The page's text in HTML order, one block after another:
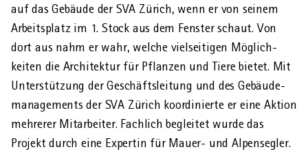
auf das Gebäude der SVA Zürich, wenn er von seinem
Arbeits­platz im 1. Stock aus dem Fenster schaut. Von
dort aus nahm er wahr, welche vielseitigen Möglich­
keiten die Architektur für Pflanzen und Tiere bietet. Mit
Unter­stützung der Geschäfts­leitung und des Gebäude­
managements der SVA Zürich koordinierte er eine Aktion
mehrerer Mit­arbeiter. Fachlich begleitet wurde das
Projekt durch eine Expertin für Mauer- und Alpen­segler.